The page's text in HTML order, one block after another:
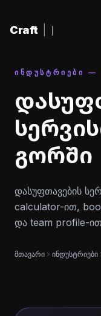
Craft
ᲘᲜᲓᲣᲡᲢᲠᲘᲔᲑᲘ —
გორში
დასუფთავების
calculator-ით,
და team profile-
მთავარი ინდუსტრიები